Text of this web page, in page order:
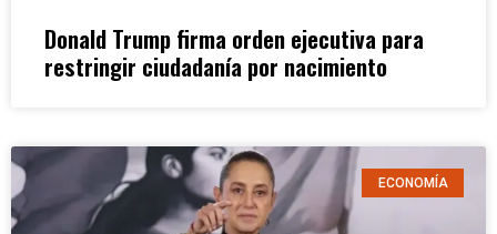
Donald Trump firma orden ejecutiva para
restringir ciudadanía por nacimiento
ECONOMÍA